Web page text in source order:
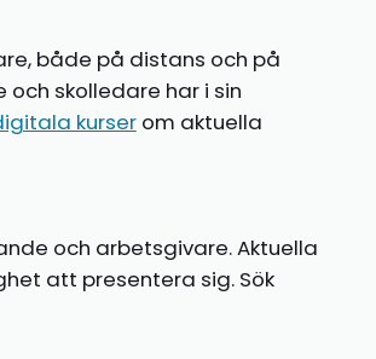
både på distans och på
skolledare har i sin
kurserom aktuella
och arbetsgivare. Aktuella
att presentera sig. Sök